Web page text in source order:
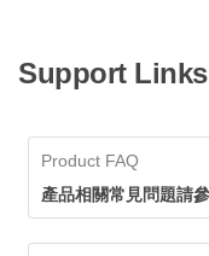
Support Links
Product FAQ
產品相關常見問題請參